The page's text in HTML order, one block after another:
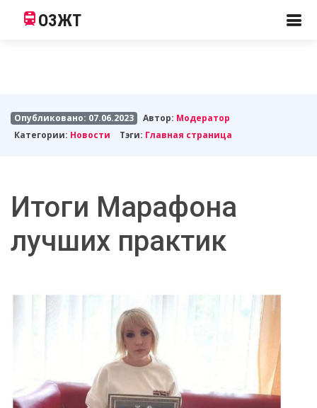
ОЗЖТ
Опубликовано: 07.06.2023 Автор: Модератор
Категории: Новости Тэги: Главная страница
Итоги Марафона
лучших практик